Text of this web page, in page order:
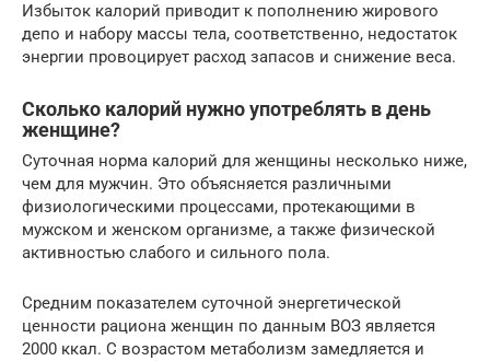
Избыток калорий приводит к пополнению жирового
депо и набору массы тела, соответственно, недостаток
энергии провоцирует расход запасов и снижение веса.
Сколько калорий нужно употреблять в день
женщине?
Суточная норма калорий для женщины несколько ниже,
чем для мужчин. Это объясняется различными
физиологическими процессами, протекающими в
мужском и женском организме, а также физической
активностью слабого и сильного пола.
Средним показателем суточной энергетической
ценности рациона женщин по данным ВОЗ является
2000 ккал. С возрастом метаболизм замедляется и